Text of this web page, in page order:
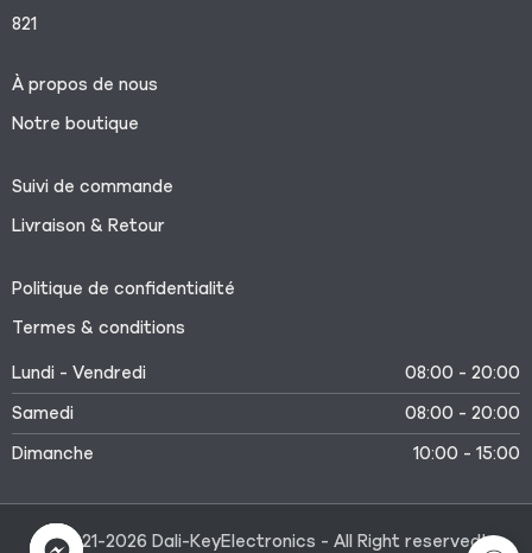
821
À propos de nous
Notre boutique
Suivi de commande
Livraison & Retour
Politique de confidentialité
Termes & conditions
Lundi - Vendredi
08:00 - 20:00
Samedi
08:00 - 20:00
Dimanche
10:00 - 15:00
©2021-2026 Dali-KeyElectronics - All Right reserved!